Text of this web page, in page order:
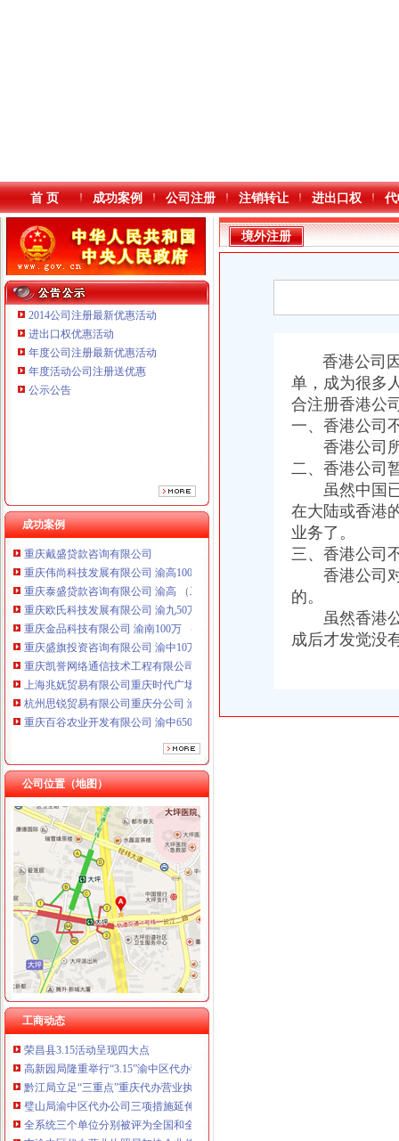
本站导航
首 页 成功案例 公司注册 注销转让 进出口权
2014公司注册最新优惠活动
进出口权优惠活动
年度公司注册最新优惠活动
年度活动公司注册送优惠
公示公告
成功案例
重庆铭博投资咨询有限公司
重庆戴盛贷款咨询有限公司
重庆伟尚科技发展有限公司 渝高100万 （工商注册）
重庆泰盛贷款咨询有限公司 渝高 （工商注册）
重庆欧氏科技发展有限公司 渝九50万 （进出口权）
重庆金品科技有限公司 渝南100万 （进出口权）
重庆盛旗投资咨询有限公司 渝中10万 （工商注册）
重庆凯誉网络通信技术工程有限公司渝中分公司 （工商注册）
上海兆妩贸易有限公司重庆时代广场分公司 渝中 （工商注册）
杭州思锐贸易有限公司重庆分公司 渝中 （工商注册）
重庆百谷农业开发有限公司 渝中650万 （注册）
重庆铭博投资咨询有限公司
重庆伟尚科技发展有限公司 渝高100万 （工商注册）
重庆泰盛贷款咨询有限公司 渝高 （工商注册）
重庆欧氏科技发展有限公司 渝九50万 （进出口权）
重庆金品科技有限公司 渝南100万 （进出口权）
重庆盛旗投资咨询有限公司 渝中10万 （工商注册）
重庆凯誉网络通信技术工程有限公司渝中分公司 （工商注册）
上海兆妩贸易有限公司重庆时代广场分公司 渝中 （工商注册）
杭州思锐贸易有限公司重庆分公司 渝中 （工商注册）
重庆百谷农业开发有限公司 渝中650万 （注册）
公司位置（地图）
工商动态
工商动态
渝北局重庆代办公司切实加食品安全监管
江北局四项措施加种子市渝中区代办营业执照场监管保护春耕播种
国家工商总局渝中区工商代办检查组检查大足局行政执法工作
九龙坡分局渝中区代办营业执照加案件监督显成效
巴南局案件质量评查会呈现三“同”渝中区工商代办点
璧山局开展劳动力市重庆代办营业执照场秩序专项整
荣昌局渝中区代办营业执照突出重点认真开展农机护农专项理行动
市局领导亲自坐阵12315综合指挥调度中心指挥处理央视“3.15”晚会移转的渝中
酉局渝中区代办营业执照以规范求节约 以节约促发展
酉局重庆代办公司隆重纪念3．15活动。
合川局渝中区代办公司形式多样开展3.15主题宣活动
荣昌县3.15活动呈现四大点
高新园局隆重举行“3.15”渝中区代办营业执照纪念活动
黔江局立足“三重点”重庆代办营业执照抓好干部教育培训
璧山局渝中区代办公司三项措施延伸注册登记职能方便企业
全系统三个单位分别被评为全国和全市重庆代办公司三八红旗集体
市渝中区代办营业执照局加快企业信用信息联合征信系统开发建设
境外注册
香港公司因
单，成为很多
合注册香港公
一、香港公司
香港公司所
二、香港公司
虽然中国已
在大陆或香港
业务了。
三、香港公司
香港公司对
的。
虽然香港公
成后才发觉没